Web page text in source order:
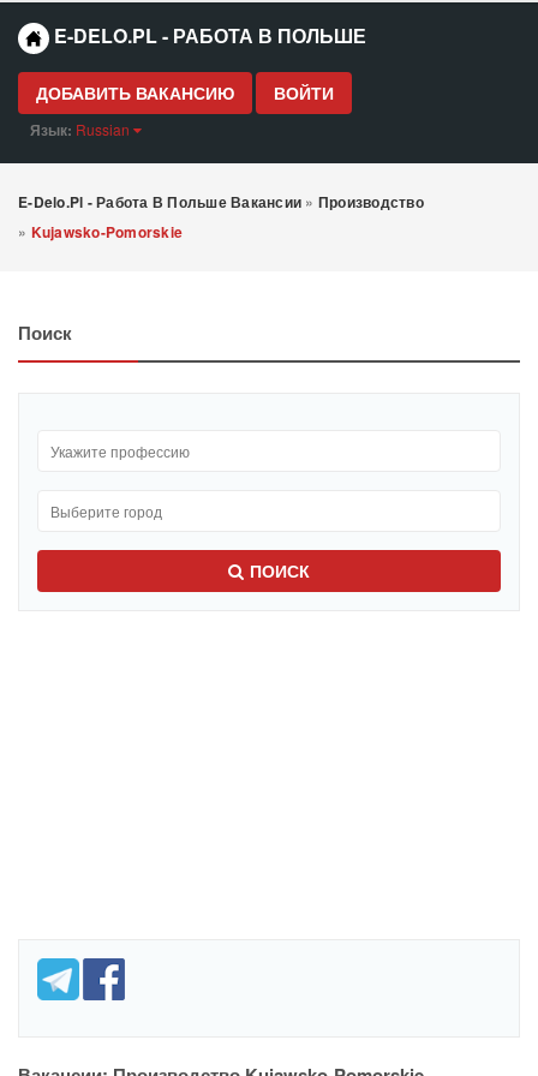
E-DELO.PL - РАБОТА В ПОЛЬШЕ
ДОБАВИТЬ ВАКАНСИЮ ВОЙТИ
Язык: Russian
E-Delo.pl - Работа В Польше Вакансии » Производство
» Kujawsko-Pomorskie
Поиск
ПОИСК